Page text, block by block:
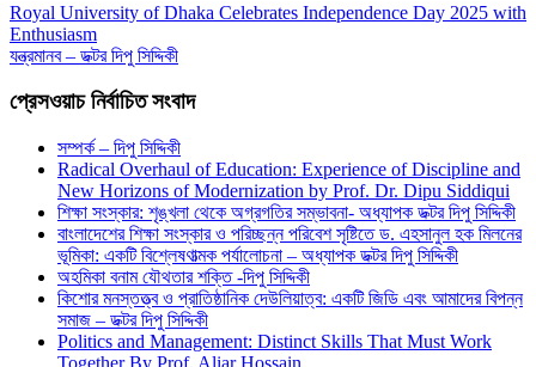
Royal University of Dhaka Celebrates Independence Day 2025 with
Enthusiasm
যন্ত্রমানব – ডক্টর দিপু সিদ্দিকী
প্রেসওয়াচ নির্বাচিত সংবাদ
সম্পর্ক – দিপু সিদ্দিকী
Radical Overhaul of Education: Experience of Discipline and
New Horizons of Modernization by Prof. Dr. Dipu Siddiqui
শিক্ষা সংস্কার: শৃঙ্খলা থেকে অগ্রগতির সম্ভাবনা- অধ্যাপক ডক্টর দিপু সিদ্দিকী
বাংলাদেশের শিক্ষা সংস্কার ও পরিচ্ছন্ন পরিবেশ সৃষ্টিতে ড. এহসানুল হক মিলনের
ভূমিকা: একটি বিশ্লেষণাত্মক পর্যালোচনা – অধ্যাপক ডক্টর দিপু সিদ্দিকী
অহমিকা বনাম যৌথতার শক্তি -দিপু সিদ্দিকী
কিশোর মনস্তত্ত্ব ও প্রাতিষ্ঠানিক দেউলিয়াত্ব: একটি জিডি এবং আমাদের বিপন্ন
সমাজ – ডক্টর দিপু সিদ্দিকী
Politics and Management: Distinct Skills That Must Work